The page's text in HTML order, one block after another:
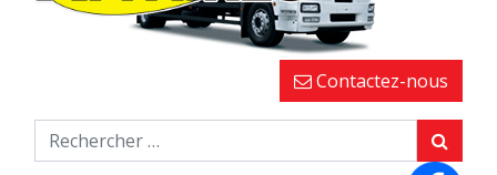
Contactez-nous